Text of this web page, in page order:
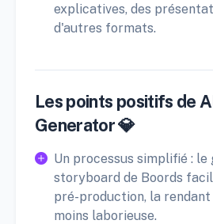
explicatives, des
d'autres formats.
Les points positifs de
Generator 💎
Un processus simplifié : le
storyboard de Boords
pré-production, la
moins laborieuse.